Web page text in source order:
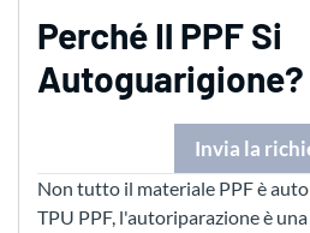
Perché Il PPF Si
Autoguarigione?
Invia la
Non tutto il materiale PPF è
TPU PPF, l'autoriparazione è